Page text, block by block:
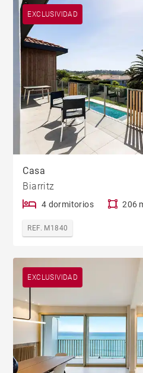
EXCLUSIVIDAD
Casa
Biarritz
4 dormitorios 206
REF. M1840
EXCLUSIVIDAD